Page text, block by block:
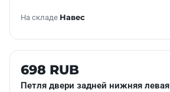
На складе Навес
Б/У В НАЛИЧИИ
698 RUB
Петля двери задней нижняя левая